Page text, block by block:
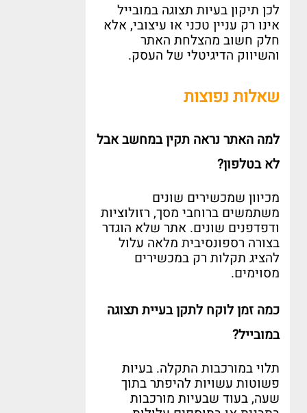
לכן תיקון בעיות תצוגה במובייל
אינו רק עניין טכני או עיצובי, אלא
חלק חשוב מהצלחת האתר
והשיווק הדיגיטלי של העסק.
שאלות נפוצות
למה האתר נראה תקין במחשב אבל
לא בטלפון?
מכיוון שמכשירים שונים
משתמשים ברוחבי מסך, רזולוציות
ודפדפנים שונים. אתר שלא הוגדר
בצורה רספונסיבית מלאה עלול
להציג תקלות רק במכשירים
מסוימים.
כמה זמן לוקח לתקן בעיית תצוגה
במובייל?
תלוי במורכבות התקלה. בעיות
פשוטות עשויות להיפתר בתוך
שעה,בעוד שבעיות מורכבות